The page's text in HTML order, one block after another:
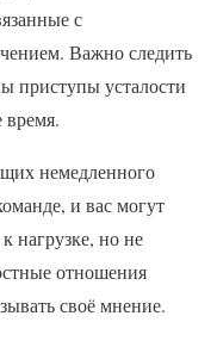
с
Важно следить
приступы усталости
время.
немедленного
и вас могут
нагрузке, но не
отношения
своё мнение.